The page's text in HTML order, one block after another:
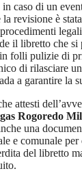
caso di un
la revisione è
il libretto che si
folli pulizie di
di rilasciare
a garantire la
attesti
Rogoredo
una
e comunale per
del libretto